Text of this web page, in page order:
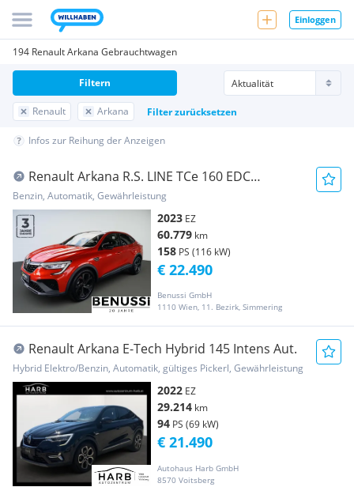
Einloggen
194 Renault Arkana Gebrauchtwagen
Renault Arkana Filter zurücksetzen
Filtern
Infos zur Reihung der Anzeigen
Renault Arkana R.S. LINE TCe 160 EDC
Conquest RS-Line
Benzin, Automatik, Gewährleistung
2023 EZ
60.779 km
158 PS (116 kW)
Benussi GmbH
1110 Wien, 11. Bezirk, Simmering
€ 22.490
Renault Arkana E-Tech Hybrid 145 Intens Aut.
Hybrid Elektro/Benzin, Automatik, gültiges Pickerl, Gewährleistung
2022 EZ
29.214 km
94 PS (69 kW)
Autohaus Harb GmbH
8570 Voitsberg
€ 21.490